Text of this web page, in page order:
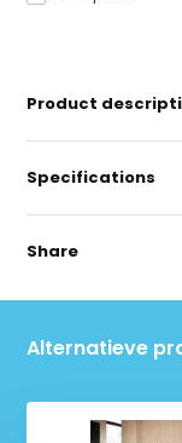
Product
Specifications
Share
Alternatieve